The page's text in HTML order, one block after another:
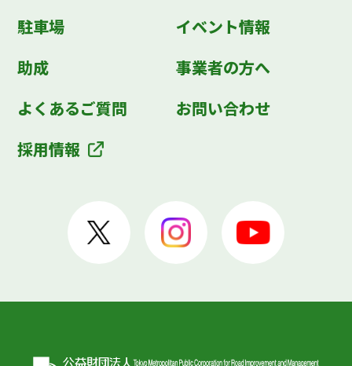
駐車場
イベント情報
助成
事業者の方へ
よくあるご質問
お問い合わせ
採用情報